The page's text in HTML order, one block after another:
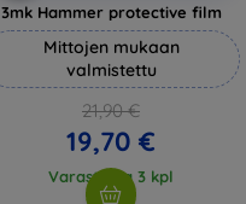
3mk Hammer protective film
Mittojen mukaan
valmistettu
21,90 €
19,70 €
Varastossa 3 kpl